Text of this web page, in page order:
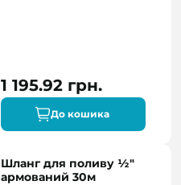
1 195.92 грн.
До кошика
Шланг для поливу ½"
армований 30м